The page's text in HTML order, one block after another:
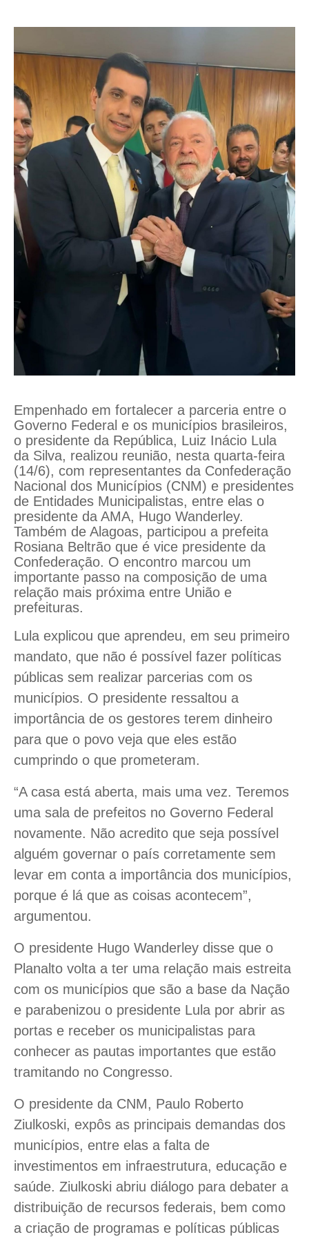
Empenhado em fortalecer a parceria entre o
Governo Federal e os municípios brasileiros,
o presidente da República, Luiz Inácio Lula
da Silva, realizou reunião, nesta quarta-feira
(14/6), com representantes da Confederação
Nacional dos Municípios (CNM) e presidentes
de Entidades Municipalistas, entre elas o
presidente da AMA, Hugo Wanderley.
Também de Alagoas, participou a prefeita
Rosiana Beltrão que é vice presidente da
Confederação. O encontro marcou um
importante passo na composição de uma
relação mais próxima entre União e
prefeituras.
Lula explicou que aprendeu, em seu primeiro
mandato, que não é possível fazer políticas
públicas sem realizar parcerias com os
municípios. O presidente ressaltou a
importância de os gestores terem dinheiro
para que o povo veja que eles estão
cumprindo o que prometeram.
“A casa está aberta, mais uma vez. Teremos
uma sala de prefeitos no Governo Federal
novamente. Não acredito que seja possível
alguém governar o país corretamente sem
levar em conta a importância dos municípios,
porque é lá que as coisas acontecem”,
argumentou.
O presidente Hugo Wanderley disse que o
Planalto volta a ter uma relação mais estreita
com os municípios que são a base da Nação
e parabenizou o presidente Lula por abrir as
portas e receber os municipalistas para
conhecer as pautas importantes que estão
tramitando no Congresso.
O presidente da CNM, Paulo Roberto
Ziulkoski, expôs as principais demandas dos
municípios, entre elas a falta de
investimentos em infraestrutura, educação e
saúde. Ziulkoski abriu diálogo para debater a
distribuição de recursos federais, bem como
a criação de programas e políticas públicas